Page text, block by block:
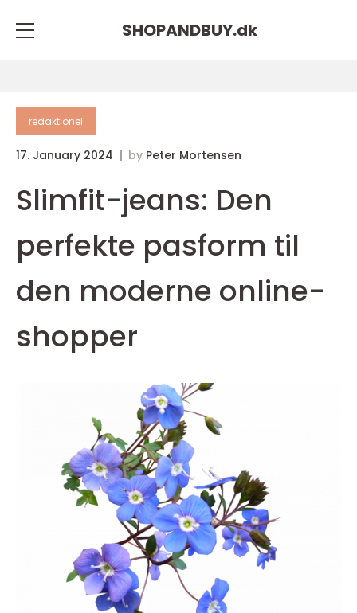
SHOPANDBUY.dk
redaktionel
17. January 2024 by Peter Mortensen
Slimfit-jeans: Den
perfekte pasform til
den moderne online-
shopper